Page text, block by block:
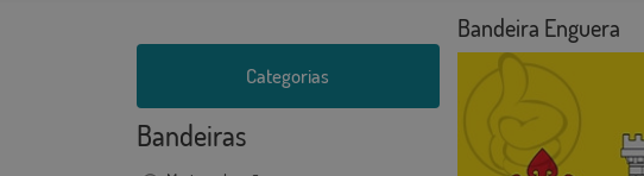
Categorias
Bandeiras
Bandeira Enguera